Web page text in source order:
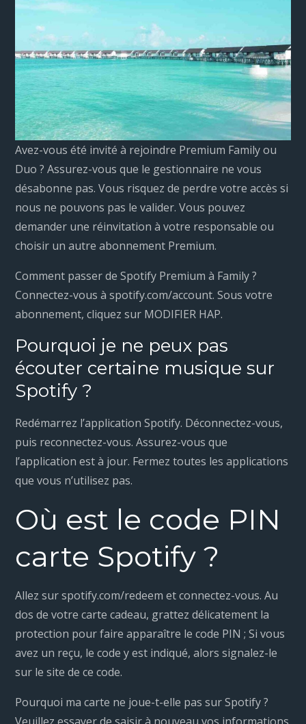
Avez-vous été invité à rejoindre Premium Family ou
Duo ? Assurez-vous que le gestionnaire ne vous
désabonne pas. Vous risquez de perdre votre accès si
nous ne pouvons pas le valider. Vous pouvez
demander une réinvitation à votre responsable ou
choisir un autre abonnement Premium.
Comment passer de Spotify Premium à Family ?
Connectez-vous à spotify.com/account. Sous votre
abonnement, cliquez sur MODIFIER HAP.
Pourquoi je ne peux pas
écouter certaine musique sur
Spotify ?
Redémarrez l’application Spotify. Déconnectez-vous,
puis reconnectez-vous. Assurez-vous que
l’application est à jour. Fermez toutes les applications
que vous n’utilisez pas.
Où est le code PIN
carte Spotify ?
Allez sur spotify.com/redeem et connectez-vous. Au
dos de votre carte cadeau, grattez délicatement la
protection pour faire apparaître le code PIN ; Si vous
avez un reçu, le code y est indiqué, alors signalez-le
sur le site de ce code.
Pourquoi ma carte ne joue-t-elle pas sur Spotify ?